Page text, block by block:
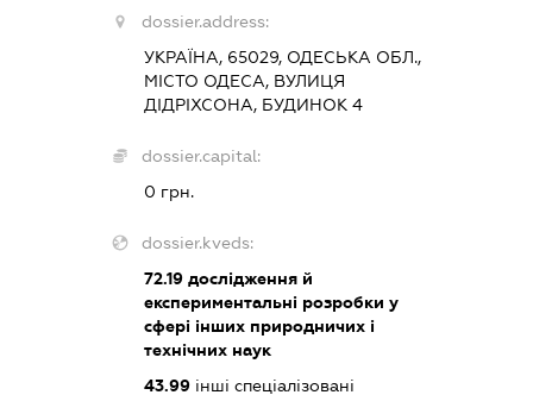
dossier.address:
УКРАЇНА, 65029, ОДЕСЬКА ОБЛ.,
МІСТО ОДЕСА, ВУЛИЦЯ
ДІДРІХСОНА, БУДИНОК 4
dossier.capital:
0 грн.
dossier.kveds:
72.19дослідження й
експериментальні розробки у
сфері інших природничих і
технічних наук
43.99інші спеціалізовані